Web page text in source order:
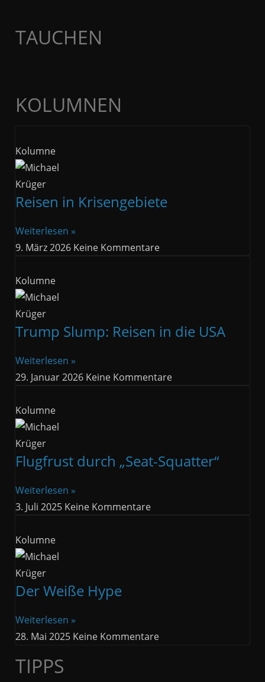
TAUCHEN
KOLUMNEN
Kolumne
Reisen in Krisengebiete
Weiterlesen »
9. März 2026 Keine Kommentare
Kolumne
Trump Slump: Reisen in die USA
Weiterlesen »
29. Januar 2026 Keine Kommentare
Kolumne
Flugfrust durch „Seat-Squatter“
Weiterlesen »
3. Juli 2025 Keine Kommentare
Kolumne
Der Weiße Hype
Weiterlesen »
28. Mai 2025 Keine Kommentare
TIPPS